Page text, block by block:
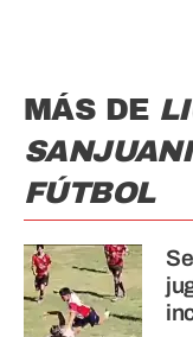
MÁS DE
FÚTBOL